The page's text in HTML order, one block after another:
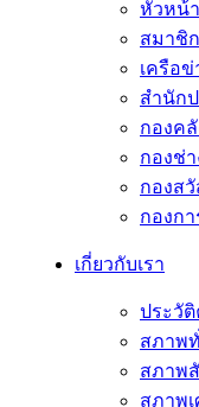
หัวหน้
สมาชิ
เครือ
สำนัก
กองคลั
กองช่า
กองส
กองก
เกี่ยวกับเรา
ประวั
สภาพ
สภาพ
สภาพ